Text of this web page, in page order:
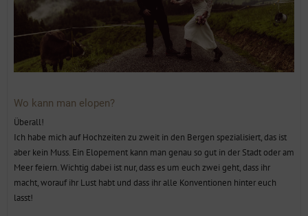
Wo kann man elopen?
Überall!
Ich habe mich auf Hochzeiten zu zweit in den Bergen spezialisiert, das ist
aber kein Muss. Ein Elopement kann man genau so gut in der Stadt oder am
Meer feiern. Wichtig dabei ist nur, dass es um euch zwei geht, dass ihr
macht, worauf ihr Lust habt und dass ihr alle Konventionen hinter euch
lasst!